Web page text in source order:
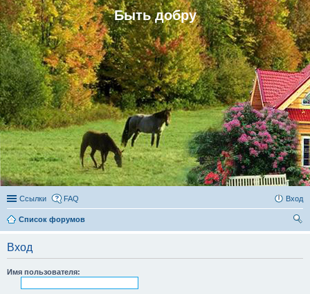
Быть добру
Ссылки FAQ Вход
Список форумов
Вход
Имя пользователя: